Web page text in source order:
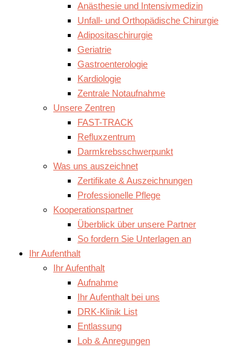
Anästhesie und Intensivmedizin
Unfall- und Orthopädische Chirurgie
Adipositaschirurgie
Geriatrie
Gastroenterologie
Kardiologie
Zentrale Notaufnahme
Unsere Zentren
FAST-TRACK
Refluxzentrum
Darmkrebsschwerpunkt
Was uns auszeichnet
Zertifikate & Auszeichnungen
Professionelle Pflege
Kooperationspartner
Überblick über unsere Partner
So fordern Sie Unterlagen an
Ihr Aufenthalt
Ihr Aufenthalt
Aufnahme
Ihr Aufenthalt bei uns
DRK-Klinik List
Entlassung
Lob & Anregungen